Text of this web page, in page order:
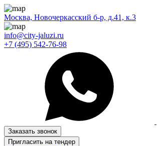
Москва, Новочеркасский б-р, д.41, к.3
info@city-jaluzi.ru
+7 (495) 542-76-98
Заказать звонок
Пригласить на тендер